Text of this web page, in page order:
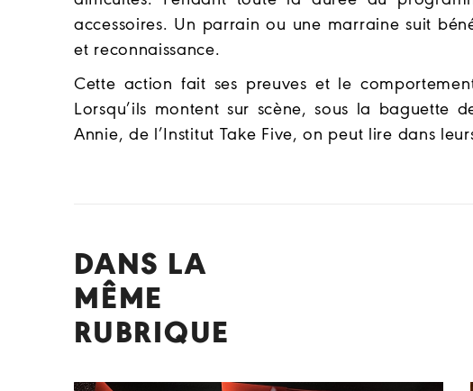
accessoires. Un parrain ou une marraine suit
et reconnaissance.
Cette action fait ses preuves et le
Lorsqu’ils montent sur scène, sous la baguette
Annie, de l’Institut Take Five, on peut lire dans
DANS LA
MÊME
RUBRIQUE